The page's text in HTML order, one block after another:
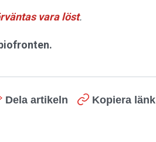
vara löst.
Dela artikeln Kopiera länk